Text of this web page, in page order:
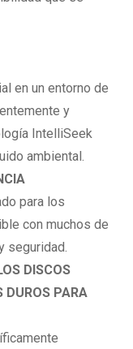
en un entorno de
y
IntelliSeek
ambiental.
para los
con muchos de
seguridad.
DISCOS
DUROS PARA